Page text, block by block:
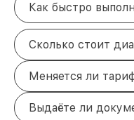
Как быстро
Сколько стоит
Меняется ли
Выдаёте ли